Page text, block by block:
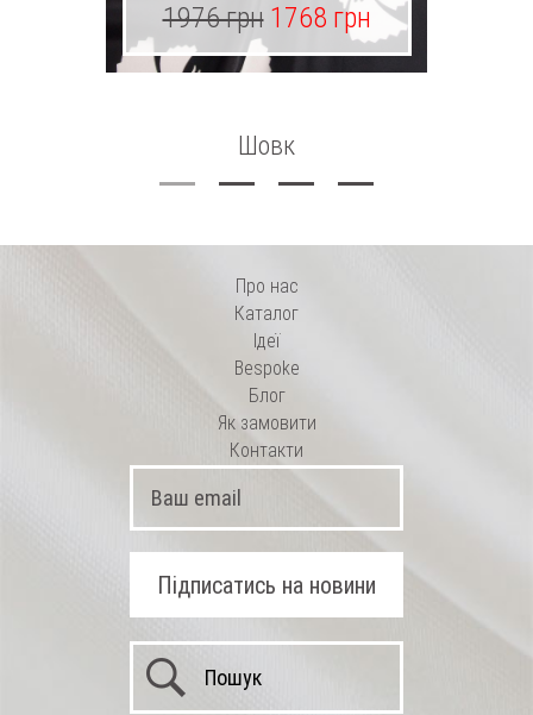
Шовк
1976 грн 1768 грн
Про нас
Каталог
Ідеї
Bespoke
Блог
Як замовити
Контакти